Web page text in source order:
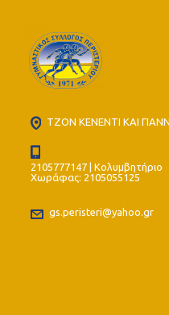
ΤΖΟΝ ΚΕΝΕΝΤΙ ΚΑΙ
2105777147 | Κολυμβητήριο
Χωράφας: 2105055125
gs.peristeri@yahoo.gr